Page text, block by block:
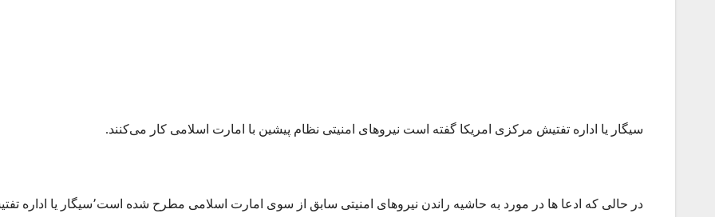
سیگار یا اداره تفتیش مرکزی امریکا گفته است نیروهای امنیتی نظام پیشین با امارت اسلامی کار می‌کنند.
در حالی که ادعا ها در مورد به حاشیه راندن نیروهای امنیتی سابق از سوی امارت اسلامی مطرح شده